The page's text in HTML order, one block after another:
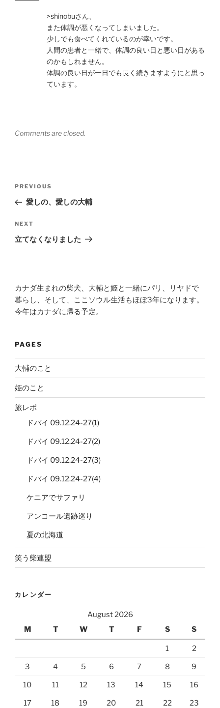
>shinobuさん、
また体調が悪くなってしまいました。
少しでも食べてくれているのが幸いです。
人間の患者と一緒で、体調の良い日と悪い日がある
のかもしれません。
体調の良い日が一日でも長く続きますようにと思っ
ています。
Comments are closed.
Previous
Post
PREVIOUS
愛しの、愛しの大輔
Next
Post
NEXT
立てなくなりました
カナダ生まれの柴犬、大輔と姫と一緒にパリ、リヤドで
暮らし、そして、ここソウル生活もほぼ3年になります。
今年はカナダに帰る予定。
PAGES
大輔のこと
姫のこと
旅レポ
ドバイ 09.12.24-27(1)
ドバイ 09.12.24-27(2)
ドバイ 09.12.24-27(3)
ドバイ 09.12.24-27(4)
ケニアでサファリ
アンコール遺跡巡り
夏の北海道
笑う柴連盟
カレンダー
August 2026
M
T W T F S S
1 2
3 4 5 6 7 8 9
10 11 12 13 14 15 16
17 18 19 20 21 22 23